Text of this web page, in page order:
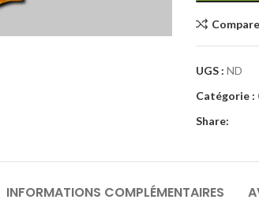
Compare
UGS : ND
Catégorie :
Share:
INFORMATIONS COMPLÉMENTAIRES